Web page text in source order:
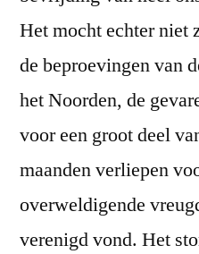
Het mocht echter niet
de beproevingen van
het Noorden, de
voor een groot deel
maanden verliepen
overweldigende
verenigd vond. Het